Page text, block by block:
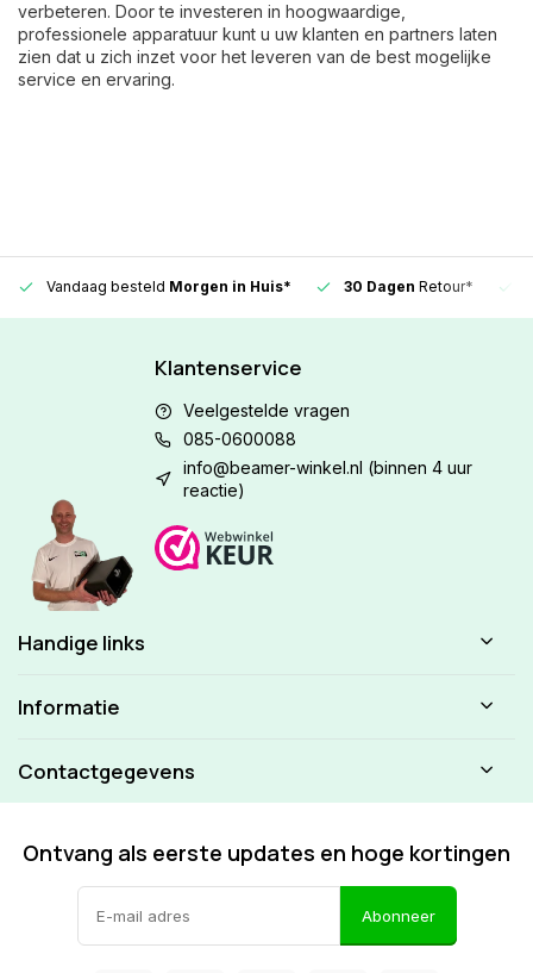
verbeteren. Door te investeren in hoogwaardige,
professionele apparatuur kunt u uw klanten en partners laten
zien dat u zich inzet voor het leveren van de best mogelijke
service en ervaring.
Vandaag besteld Morgen in Huis* 30 Dagen Retour*
Klantenservice
Veelgestelde vragen
085-0600088
info@beamer-winkel.nl (binnen 4 uur
reactie)
Handige links
Informatie
Contactgegevens
Ontvang als eerste updates en hoge kortingen
Abonneer